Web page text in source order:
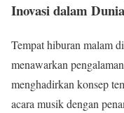
Inovasi dalam
Tempat hiburan malam
menawarkan
menghadirkan konsep
acara musik dengan